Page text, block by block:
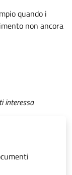
quando i
non ancora
interessa